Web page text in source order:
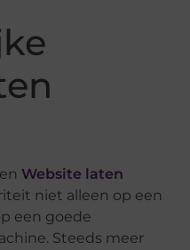
Website laten
niet alleen op een
een goede
Steeds meer